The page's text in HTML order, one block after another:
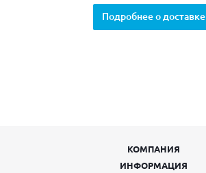
Подробнее о доставке
КОМПАНИЯ
ИНФОРМАЦИЯ